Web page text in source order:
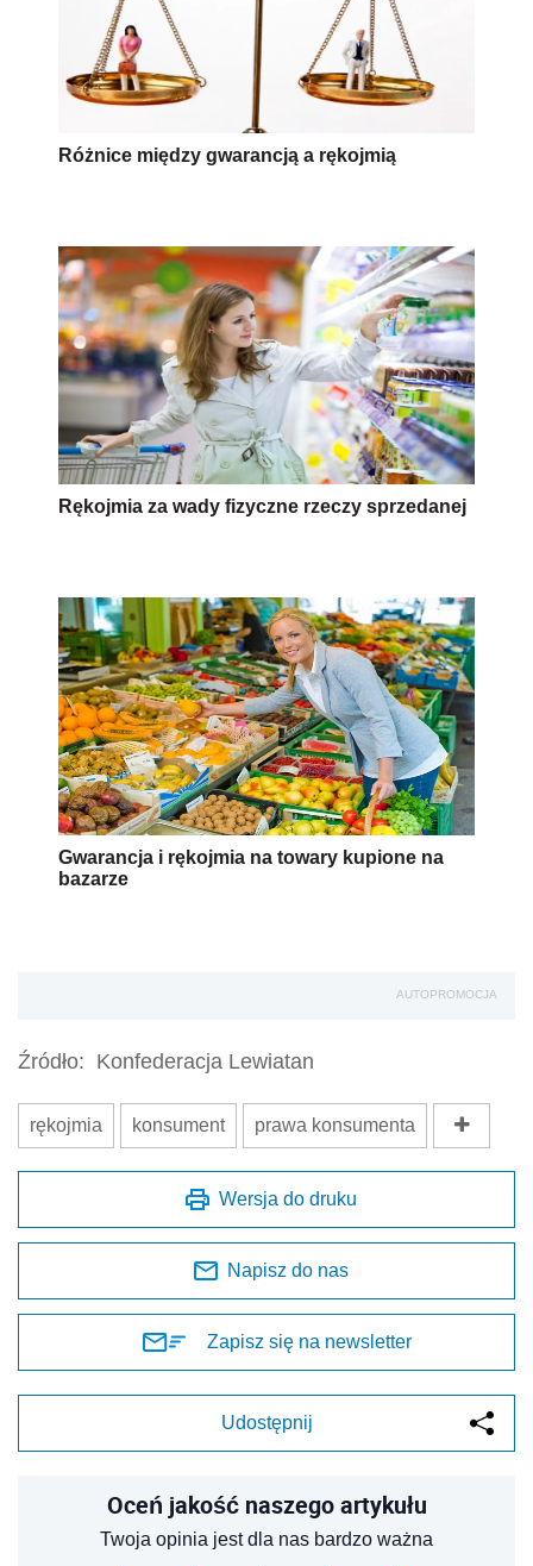
Różnice między gwarancją a rękojmią
Rękojmia za wady fizyczne rzeczy sprzedanej
Gwarancja i rękojmia na towary kupione na
bazarze
AUTOPROMOCJA
Źródło: Konfederacja Lewiatan
rękojmia konsument prawa konsumenta
Wersja do druku
Napisz do nas
Zapisz się na newsletter
Udostępnij
Oceń jakość naszego artykułu
Twoja opinia jest dla nas bardzo ważna